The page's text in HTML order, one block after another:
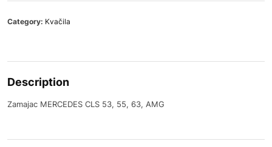
Category: Kvačila
Description
Zamajac MERCEDES CLS 53, 55, 63, AMG